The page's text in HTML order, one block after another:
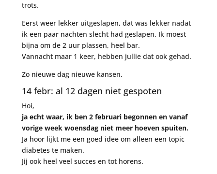
trots.
Eerst weer lekker uitgeslapen, dat was lekker nadat
ik een paar nachten slecht had geslapen. Ik moest
bijna om de 2 uur plassen, heel bar.
Vannacht maar 1 keer, hebben jullie dat ook gehad.
Zo nieuwe dag nieuwe kansen.
14 febr: al 12 dagen niet gespoten
Hoi,
ja echt waar, ik ben 2 februari begonnen en vanaf
vorige week woensdag niet meer hoeven spuiten.
Ja hoor lijkt me een goed idee om alleen een topic
diabetes te maken.
Jij ook heel veel succes en tot horens.